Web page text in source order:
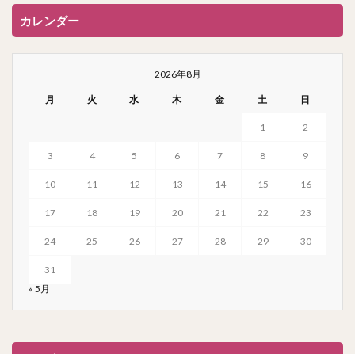
カレンダー
2026年8月
月 火 水 木 金 土 日
1 2
3 4 5 6 7 8 9
10 11 12 13 14 15 16
17 18 19 20 21 22 23
24 25 26 27 28 29 30
31
« 5月